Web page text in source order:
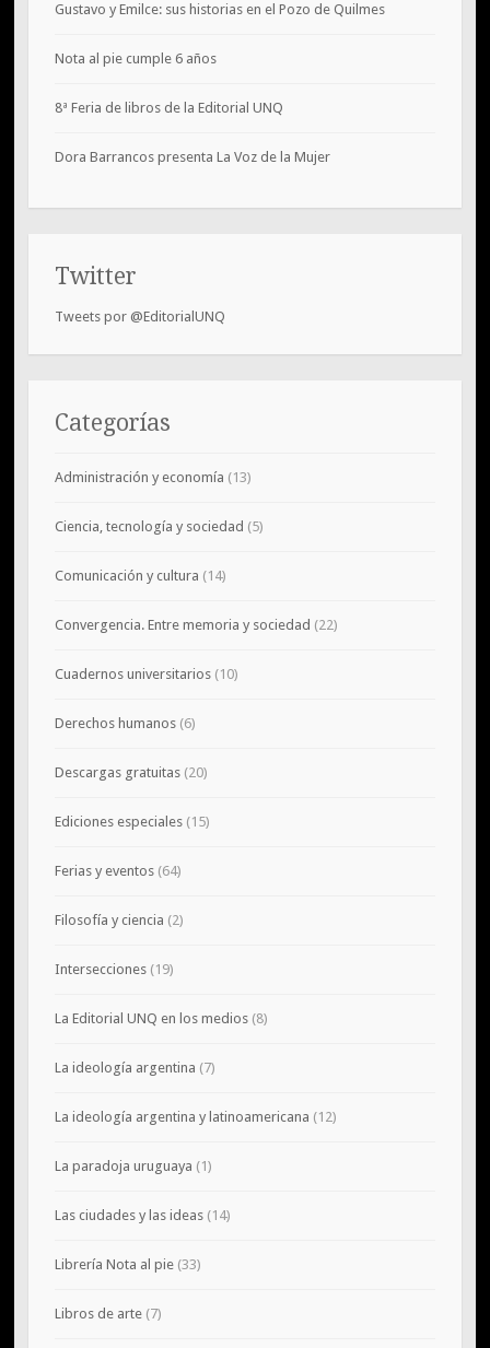
Gustavo y Emilce: sus historias en el Pozo de Quilmes
Nota al pie cumple 6 años
8ª Feria de libros de la Editorial UNQ
Dora Barrancos presenta La Voz de la Mujer
Twitter
Tweets por @EditorialUNQ
Categorías
Administración y economía (13)
Ciencia, tecnología y sociedad (5)
Comunicación y cultura (14)
Convergencia. Entre memoria y sociedad (22)
Cuadernos universitarios(10)
Derechos humanos(6)
Descargas gratuitas(20)
Ediciones especiales(15)
Ferias y eventos(64)
Filosofía y ciencia (2)
Intersecciones(19)
La Editorial UNQ en los medios(8)
La ideología argentina (7)
La ideología argentina y latinoamericana (12)
La paradoja uruguaya (1)
Las ciudades y las ideas(14)
Librería Nota al pie(33)
Libros de arte(7)